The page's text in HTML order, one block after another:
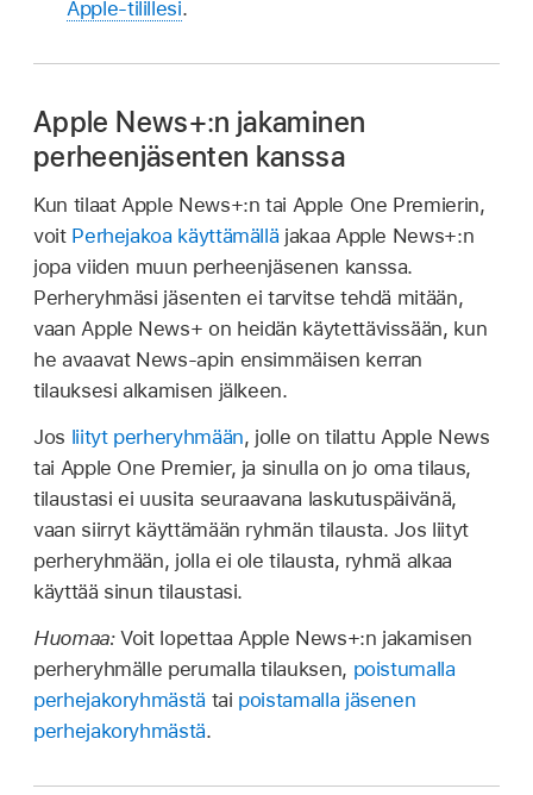
Apple-tilillesi.
Apple News+:n jakaminen
perheenjäsenten kanssa
Kun tilaat Apple News+:n tai Apple One Premierin,
voit Perhejakoa käyttämällä jakaa Apple News+:n
jopa viiden muun perheenjäsenen kanssa.
Perheryhmäsi jäsenten ei tarvitse tehdä mitään,
vaan Apple News+ on heidän käytettävissään, kun
he avaavat News-apin ensimmäisen kerran
tilauksesi alkamisen jälkeen.
Jos liityt perheryhmään, jolle on tilattu Apple News
tai Apple One Premier, ja sinulla on jo oma tilaus,
tilaustasi ei uusita seuraavana laskutuspäivänä,
vaan siirryt käyttämään ryhmän tilausta. Jos liityt
perheryhmään, jolla ei ole tilausta, ryhmä alkaa
käyttää sinun tilaustasi.
Huomaa:Voit lopettaa Apple News+:n jakamisen
perheryhmälle perumalla tilauksen, poistumalla
perhejakoryhmästä tai poistamalla jäsenen
perhejakoryhmästä.